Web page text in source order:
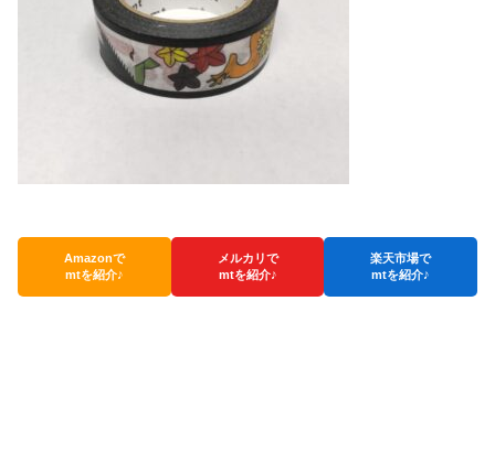
Amazonで
mtを紹介♪
メルカリで
mtを紹介♪
楽天市場で
mtを紹介♪